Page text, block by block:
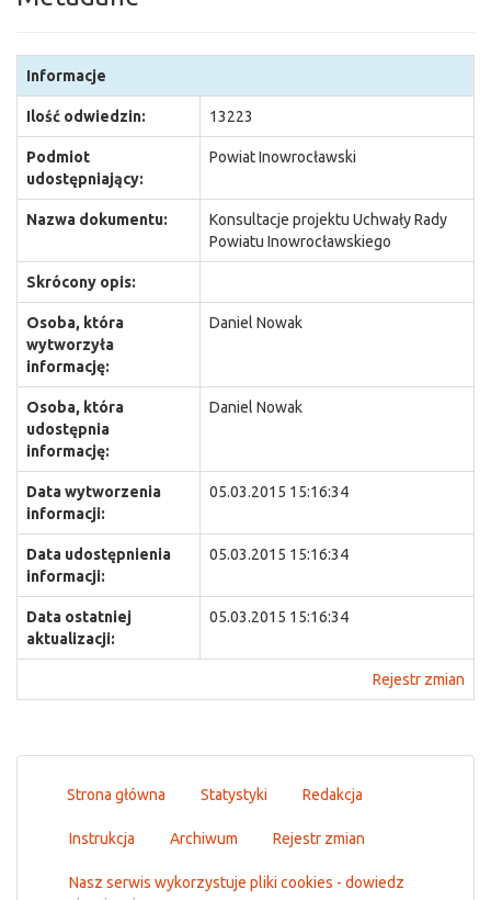
Informacje
Ilość odwiedzin: 13223
Podmiot
udostępniający:
Powiat Inowrocławski
Nazwa dokumentu:
Konsultacje projektu Uchwały Rady
Powiatu Inowrocławskiego
Skrócony opis:
Osoba, która
wytworzyła
informację:
Daniel Nowak
Osoba, która
udostępnia
informację:
Daniel Nowak
Data wytworzenia
informacji:
05.03.2015 15:16:34
Data udostępnienia
informacji:
05.03.2015 15:16:34
Data ostatniej
aktualizacji:
05.03.2015 15:16:34
Rejestr zmian
Strona główna Statystyki Redakcja
Instrukcja Archiwum Rejestr zmian
Nasz serwis wykorzystuje pliki cookies - dowiedz